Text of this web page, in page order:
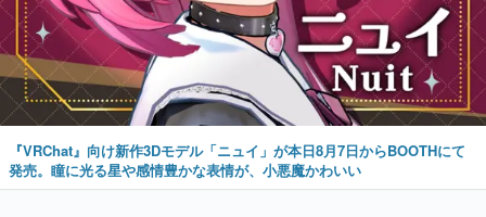
『VRChat』向け新作3Dモデル「ニュイ」が本日8月7日からBOOTHにて
発売。瞳に光る星や感情豊かな表情が、小悪魔かわいい